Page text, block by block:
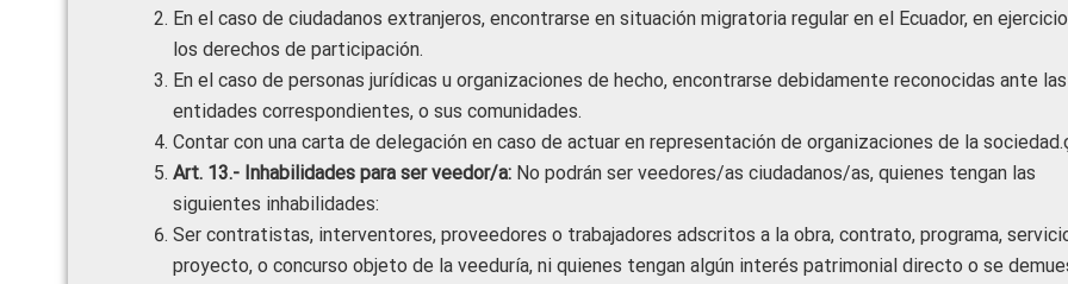
En el caso de ciudadanos extranjeros, encontrarse en situación migratoria regular en el Ecuador, en
los derechos de participación.
En el caso de personas jurídicas u organizaciones de hecho, encontrarse debidamente reconocidas ante las
entidades correspondientes, o sus comunidades.
Contar con una carta de delegación en caso de actuar en representación de organizaciones de la
Art. 13.- Inhabilidades para ser veedor/a: No podrán ser veedores/as ciudadanos/as, quienes tengan las
siguientes inhabilidades:
Ser contratistas, interventores, proveedores o trabajadores adscritos a la obra, contrato, programa,
proyecto, o concurso objeto de la veeduría, ni quienes tengan algún interés patrimonial directo o se